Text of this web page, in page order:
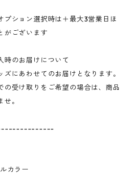
ション選択時は＋最大3営業日ほ
がございます
のお届けについて
にあわせてのお届けとなります。
の受け取りをご希望の場合は、商品
。
カラー